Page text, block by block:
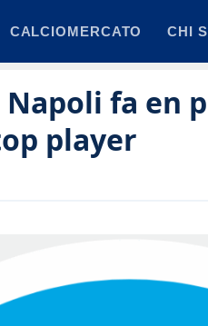
CALCIOMERCATO CHI
fa en
player